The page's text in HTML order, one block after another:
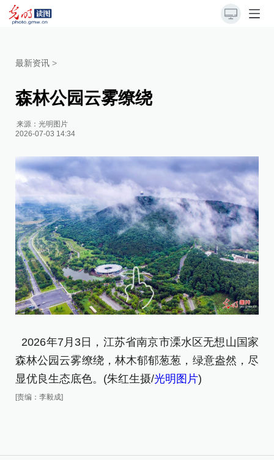
最新资讯 >
森林公园云雾缭绕
来源：光明图片
2026-07-03 14:34
2026年7月3日，江苏省南京市溧水区无想山国家
森林公园云雾缭绕，林木郁郁葱葱，绿意盎然，尽
显优良生态底色。(朱红生摄/光明图片)
[责编：李毅成]